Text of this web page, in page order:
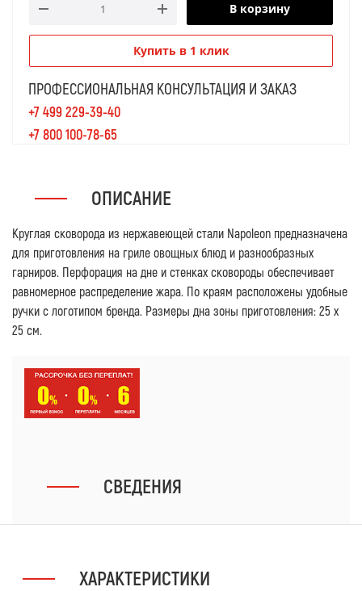
В корзину
Купить в 1 клик
ПРОФЕССИОНАЛЬНАЯ КОНСУЛЬТАЦИЯ И ЗАКАЗ
+7 499 229-39-40
+7 800 100-78-65
ОПИСАНИЕ
Круглая сковорода из нержавеющей стали Napoleon предназначена
для приготовления на гриле овощных блюд и разнообразных
гарниров. Перфорация на дне и стенках сковороды обеспечивает
равномерное распределение жара. По краям расположены удобные
ручки с логотипом бренда. Размеры дна зоны приготовления: 25 х
25 см.
СВЕДЕНИЯ
ХАРАКТЕРИСТИКИ